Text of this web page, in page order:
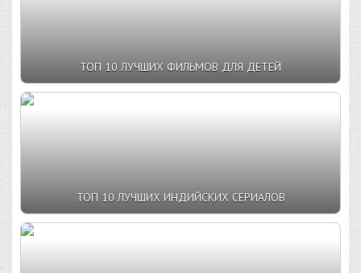
ТОП 10 ЛУЧШИХ ФИЛЬМОВ ДЛЯ ДЕТЕЙ
ТОП 10 ЛУЧШИХ ИНДИЙСКИХ СЕРИАЛОВ